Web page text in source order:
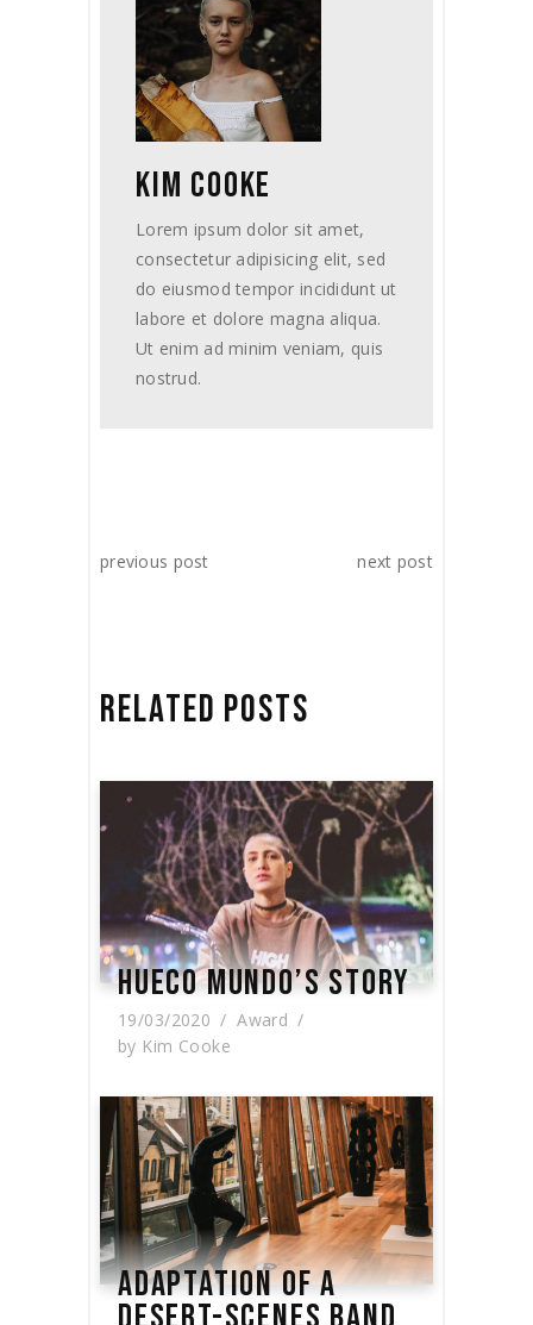
KIM COOKE
Lorem ipsum dolor sit amet,
consectetur adipisicing elit, sed
do eiusmod tempor incididunt ut
labore et dolore magna aliqua.
Ut enim ad minim veniam, quis
nostrud.
previous post next post
RELATED POSTS
HUECO MUNDO’S STORY
19/03/2020
Award
by Kim Cooke
ADAPTATION OF A